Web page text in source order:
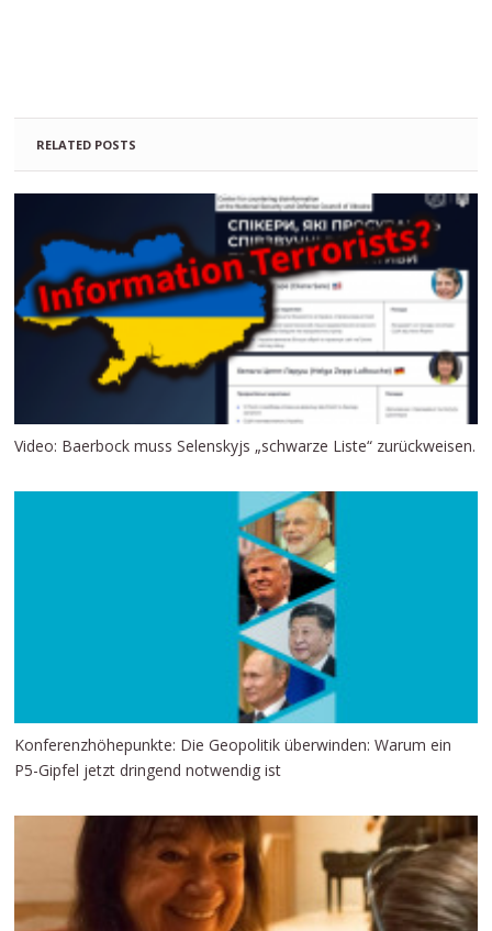
RELATED POSTS
Video: Baerbock muss Selenskyjs „schwarze Liste“ zurückweisen.
Konferenzhöhepunkte: Die Geopolitik überwinden: Warum ein
P5-Gipfel jetzt dringend notwendig ist